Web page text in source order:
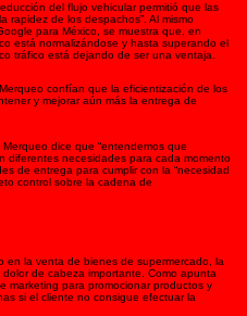
del flujo vehicular permitió que las
rapidez de los despachos”. Al mismo
para México, se muestra que, en
está normalizándose y hasta superando el
tráfico está dejando de ser una ventaja.
confían que la eficientización de los
y mejorar aún más la entrega de
dice que “entendemos que
diferentes necesidades para cada momento
de entrega para cumplir con la “necesidad
control sobre la cadena de
en la venta de bienes de supermercado, la
de cabeza importante. Como apunta
marketing para promocionar productos y
si el cliente no consigue efectuar la